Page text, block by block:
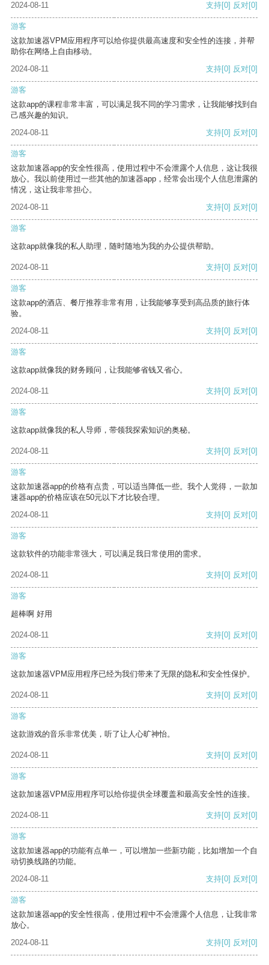
2024-08-11 支持[0] 反对[0]
游客
这款加速器VPM应用程序可以给你提供最高速度和安全性的连接，并帮
助你在网络上自由移动。
2024-08-11
支持[0] 反对[0]
游客
这款app的课程非常丰富，可以满足我不同的学习需求，让我能够找到自
己感兴趣的知识。
2024-08-11
支持[0] 反对[0]
游客
这款加速器app的安全性很高，使用过程中不会泄露个人信息，这让我很
放心。我以前使用过一些其他的加速器app，经常会出现个人信息泄露的
情况，这让我非常担心。
2024-08-11
支持[0] 反对[0]
游客
这款app就像我的私人助理，随时随地为我的办公提供帮助。
2024-08-11 支持[0] 反对[0]
游客
这款app的酒店、餐厅推荐非常有用，让我能够享受到高品质的旅行体
验。
2024-08-11
支持[0] 反对[0]
游客
这款app就像我的财务顾问，让我能够省钱又省心。
2024-08-11 支持[0] 反对[0]
游客
这款app就像我的私人导师，带领我探索知识的奥秘。
2024-08-11 支持[0] 反对[0]
游客
这款加速器app的价格有点贵，可以适当降低一些。我个人觉得，一款加
速器app的价格应该在50元以下才比较合理。
2024-08-11
支持[0] 反对[0]
游客
这款软件的功能非常强大，可以满足我日常使用的需求。
2024-08-11 支持[0] 反对[0]
游客
超棒啊 好用
2024-08-11 支持[0] 反对[0]
游客
这款加速器VPM应用程序已经为我们带来了无限的隐私和安全性保护。
2024-08-11 支持[0] 反对[0]
游客
这款游戏的音乐非常优美，听了让人心旷神怡。
2024-08-11 支持[0] 反对[0]
游客
这款加速器VPM应用程序可以给你提供全球覆盖和最高安全性的连接。
2024-08-11 支持[0] 反对[0]
游客
这款加速器app的功能有点单一，可以增加一些新功能，比如增加一个自
动切换线路的功能。
2024-08-11
支持[0] 反对[0]
游客
这款加速器app的安全性很高，使用过程中不会泄露个人信息，让我非常
放心。
2024-08-11
支持[0] 反对[0]